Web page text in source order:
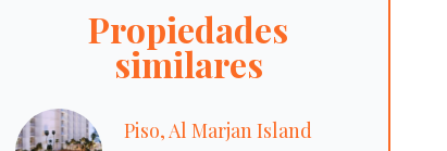
Propiedades
similares
Piso, Al Marjan Island